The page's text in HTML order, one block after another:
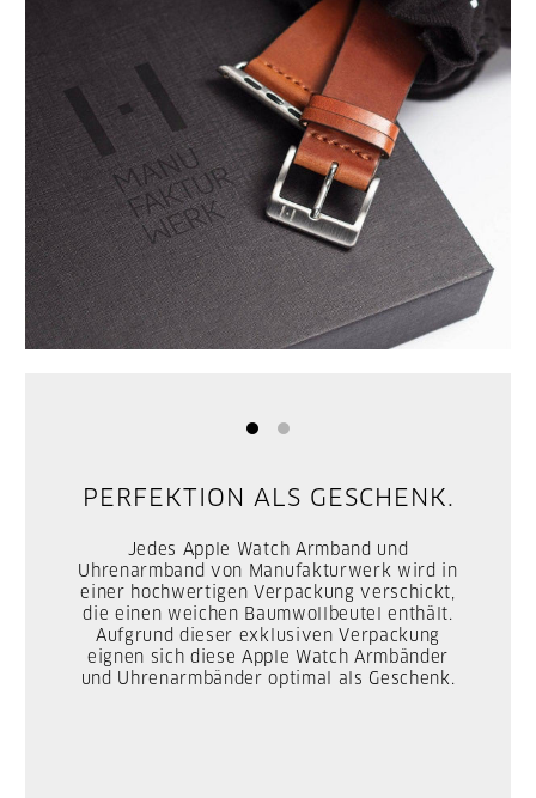
PERFEKTION ALS GESCHENK.
Jedes Apple Watch Armband und
Uhrenarmband von Manufakturwerk wird in
einer hochwertigen Verpackung verschickt,
die einen weichen Baumwollbeutel enthält.
Aufgrund dieser exklusiven Verpackung
eignen sich diese Apple Watch Armbänder
und Uhrenarmbänder optimal als Geschenk.